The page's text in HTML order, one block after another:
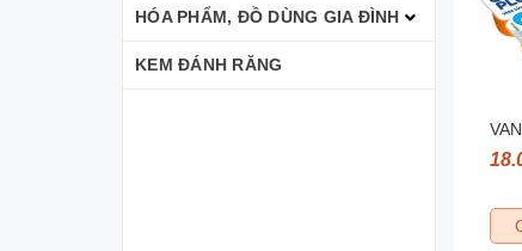
HÓA PHẨM, ĐỒ DÙNG GIA ĐÌNH
KEM ĐÁNH RĂNG